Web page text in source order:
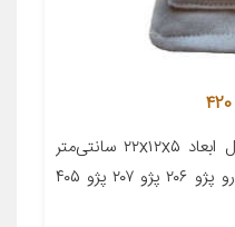
معرفی محصول جزئیات محصول ابعاد ۲۲x۱۲x۵ سانتی‌متر
جنس ویسکوز مناسب برای خودرو پژو ۲۰۶ پژو ۲۰۷ پژو ۴۰۵